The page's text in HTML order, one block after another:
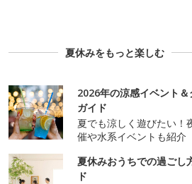
夏休みをもっと楽しむ
2026年の涼感イベント＆
ガイド
夏でも涼しく遊びたい！
催や水系イベントも紹介
夏休みおうちでの過ごし
ド